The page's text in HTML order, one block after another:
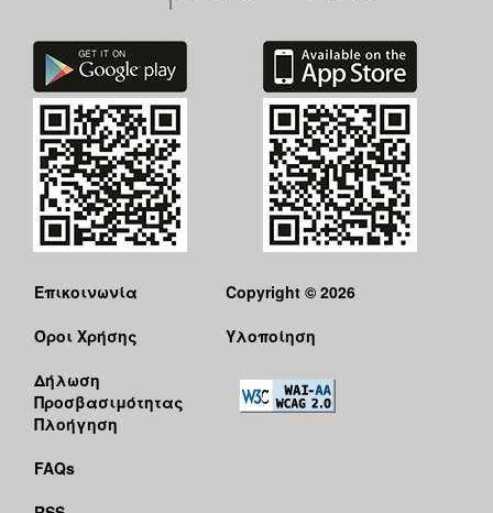
Επικοινωνία
Όροι Χρήσης
Δήλωση
Προσβασιμότητας
Πλοήγηση
FAQs
Copyright © 2026
Υλοποίηση